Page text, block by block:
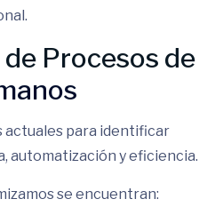
Procesos de
actuales para identificar
automatización y eficiencia.
se encuentran: